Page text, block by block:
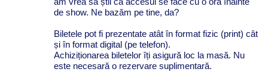
de show. Ne bazăm pe tine, da?
Biletele pot fi prezentate atât în format fizic (print) cât
și în format digital (pe telefon).
Achiziționarea biletelor îți asigură loc la masă. Nu
este necesară o rezervare suplimentară.